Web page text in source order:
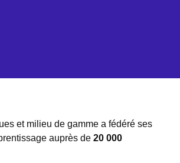
et milieu de gamme a fédéré ses
auprès de 20 000